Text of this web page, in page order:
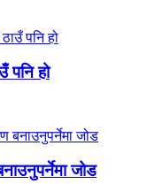
पनि हो
जोड